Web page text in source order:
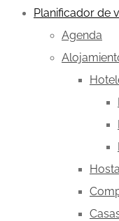
Planificador de
Agenda